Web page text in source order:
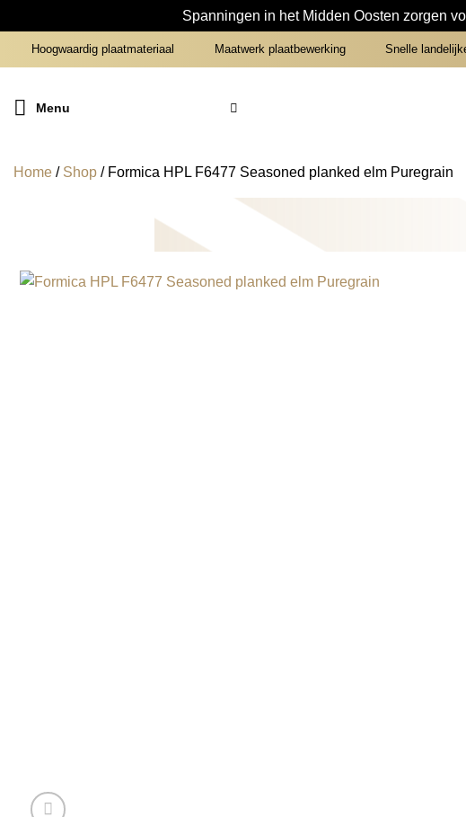
Spanningen in het Midden Oosten zorgen
naar
Hoogwaardig plaatmateriaal Maatwerk plaatbewerking Snelle
Menu
Home / Shop / Formica HPL F6477 Seasoned planked elm Puregrain